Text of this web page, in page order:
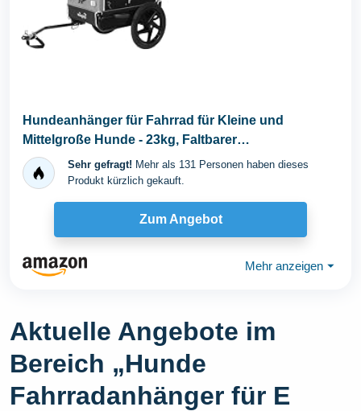
Hundeanhänger für Fahrrad für Kleine und
Mittelgroße Hunde - 23kg, Faltbarer
Fahrradanhänger...
Sehr gefragt! Mehr als 131 Personen haben dieses
Produkt kürzlich gekauft.
Zum Angebot
Mehr anzeigen ⏷
Aktuelle Angebote im
Bereich „Hunde
Fahrradanhänger für E